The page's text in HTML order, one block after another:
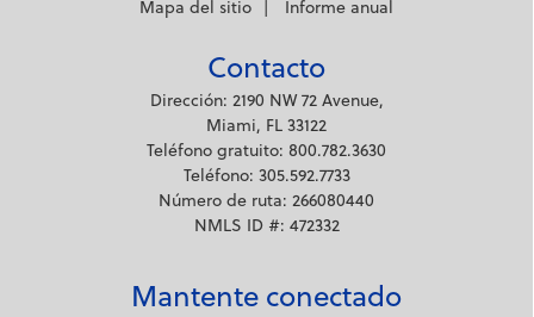
Mapa del sitio
Informe anual
Contacto
Dirección: 2190 NW 72 Avenue,
Miami, FL 33122
Teléfono gratuito: 800.782.3630
Teléfono: 305.592.7733
Número de ruta: 266080440
NMLS ID #: 472332
Mantente conectado